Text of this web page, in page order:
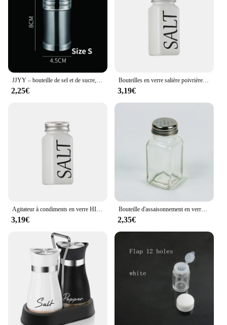
2,25€
Bouteilles en verre salière poivrière Conteneur de stockage de condiments distributeur d'assaisonnement pour la cuisine à domicile Restaurant
3,19€
Agitateur à condiments en verre HI Salt Belle, récipient de stockage, distributeur d'assaisonnement pour la maison, la cuisine, le restaurant
3,19€
Bouteille d'assaisonnement en verre noir et blanc, salière, condiments de cuisine, outils de stockage
2,35€